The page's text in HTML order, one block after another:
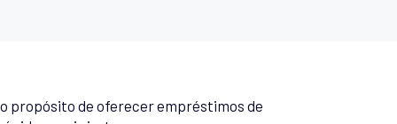
propósito de oferecer empréstimos de